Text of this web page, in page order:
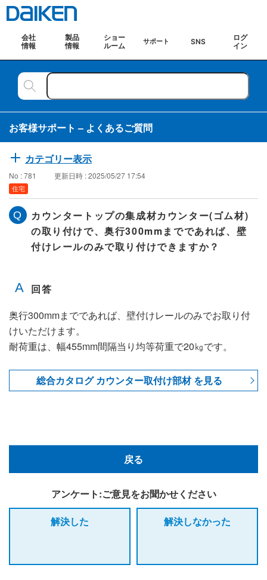
会社
情報
製品
情報
ショー
ルーム
サポート SNS
ログ
イン
お客様サポート – よくあるご質問
カテゴリー表示
No : 781 更新日時 : 2025/05/27 17:54
住宅
カウンタートップの集成材カウンター(ゴム材)
の取り付けで、奥行300mmまでであれば、壁
付けレールのみで取り付けできますか？
奥行300mmまでであれば、壁付けレールのみでお取り付
けいただけます。
耐荷重は、幅455mm間隔当り均等荷重で20㎏です。
総合カタログ カウンター取付け部材 を見る
戻る
アンケート:ご意見をお聞かせください
解決した
解決しなかった